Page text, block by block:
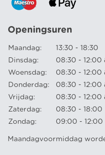
Openingsuren
Maandag:
13:30 - 18:30
Dinsdag:
08:30 - 12:00
Woensdag:
08:30 - 12:00
Donderdag:
08:30 - 12:00
Vrijdag:
08:30 - 12:00
Zaterdag:
08:30 - 18:00
Zondag:
09:00 - 12:00
Maandagvoormiddag